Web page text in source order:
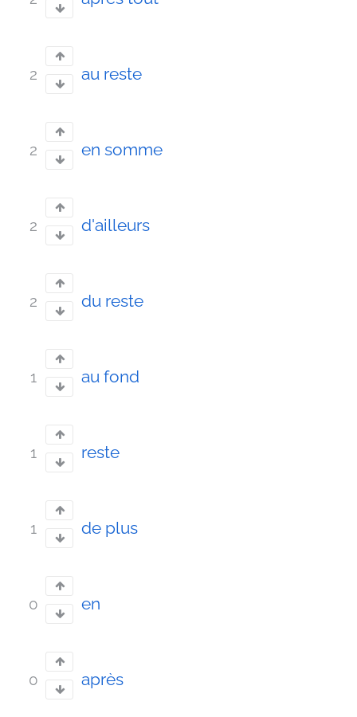
2 au reste
2 en somme
2 d'ailleurs
2 du reste
1 au fond
1 reste
1 de plus
0 en
0 après